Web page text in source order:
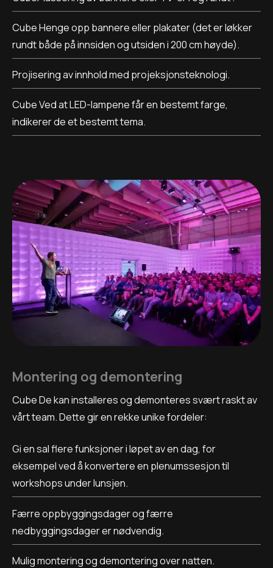
Cube Henge opp bannere eller plakater (det er løkker
rundt både på innsiden og utsiden i 200 cm høyde).
Projisering av innhold med projeksjonsteknologi.
Cube Ved at LED-lampene får en bestemt farge,
indikerer de et bestemt tema.
Montering og demontering
Cube De kan installeres og demonteres svært raskt av
vårt team. Dette gir en rekke unike fordeler:
Gi en sal flere funksjoner i løpet av en dag, for
eksempel ved å konvertere en plenumssesjon til
workshops under lunsjen.
Færre oppbyggingsdager og færre
nedbyggingsdager er nødvendig.
Mulig montering og demontering over natten.